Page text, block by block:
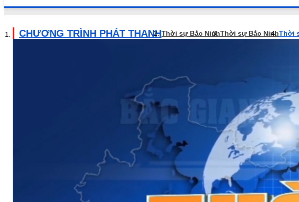
CHƯƠNG TRÌNH PHÁT THANHThời sự Bắc NinhThời sự Bắc NinhThời